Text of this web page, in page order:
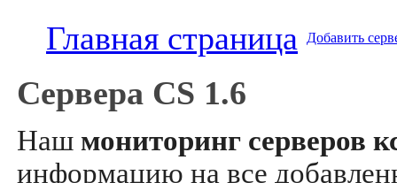
Главная страница Добавить
Сервера CS 1.6
Наш мониторинг серверов
информацию на все